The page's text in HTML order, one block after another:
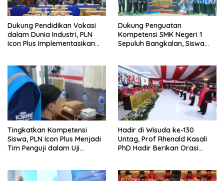
Dukung Pendidikan Vokasi
dalam Dunia Industri, PLN
Icon Plus Implementasikan
Dukung Penguatan
Kompetensi SMK Negeri 1
Sepuluh Bangkalan, Siswa
Komputer dan Jaringan
Tingkatkan Kompetensi
Siswa, PLN Icon Plus Menjadi
Tim Penguji dalam Uji
Siliragung
Hadir di Wisuda ke-130
Untag, Prof Rhenald Kasali
PhD Hadir Berikan Orasi